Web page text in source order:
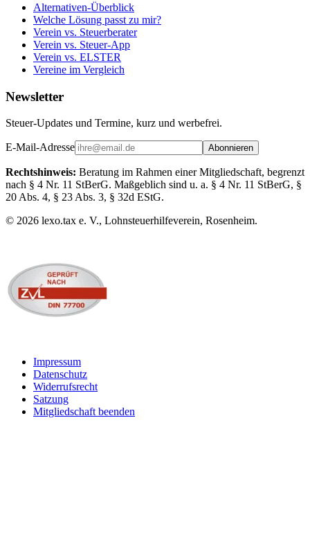
Alternativen-Überblick
Welche Lösung passt zu mir?
Verein vs. Steuerberater
Verein vs. Steuer-App
Verein vs. ELSTER
Vereine im Vergleich
Newsletter
Steuer-Updates und Termine, kurz und werbefrei.
E-Mail-Adresse Abonnieren
Rechtshinweis: Beratung im Rahmen einer Mitgliedschaft, begrenzt
nach § 4 Nr. 11 StBerG. Maßgeblich sind u. a. § 4 Nr. 11 StBerG, §
20 Abs. 4, § 23 Abs. 3, § 32d EStG.
© 2026 lexo.tax e. V., Lohnsteuerhilfeverein, Rosenheim.
Impressum
Datenschutz
Widerrufsrecht
Satzung
Mitgliedschaft beenden